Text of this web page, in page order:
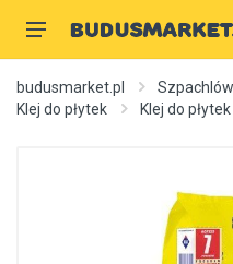
budusmarket.pl
Klej do płytek
Klej do